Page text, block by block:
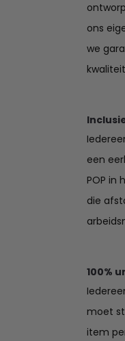
ons
we
een
POP in
die
100%
moet
item